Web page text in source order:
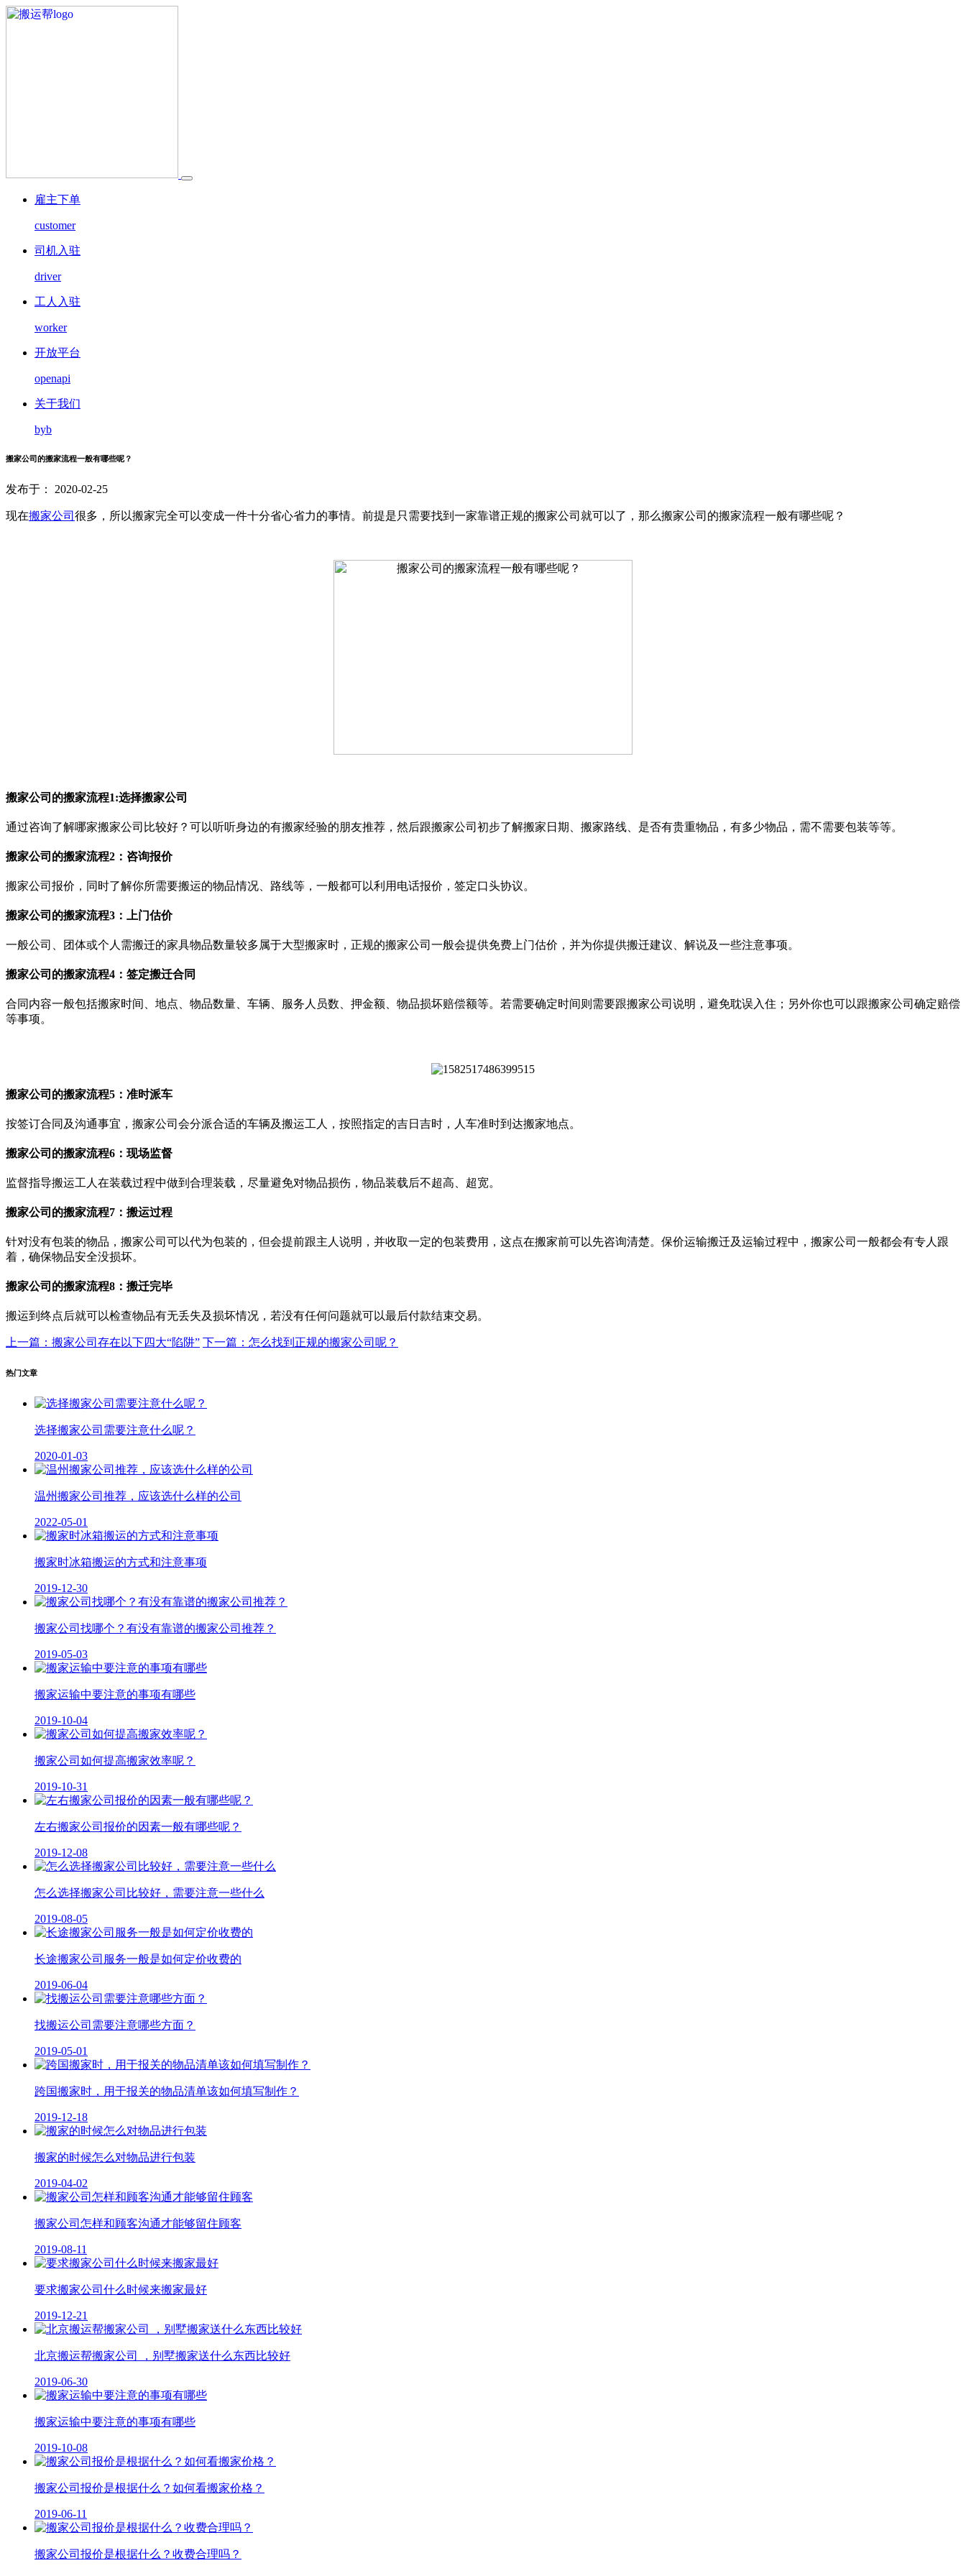
雇主下单
customer
司机入驻
driver
工人入驻
worker
开放平台
openapi
关于我们
byb
搬家公司的搬家流程一般有哪些呢？
发布于： 2020-02-25
现在搬家公司 很多，所以搬家完全可以变成一件十分省心省力的事情。前提是只需要找到一家靠谱正规的搬家公司就可以了，那么搬家公司的搬家流程一般有哪些呢？
搬家公司的搬家流程1:选择搬家公司
通过咨询了解哪家搬家公司比较好？可以听听身边的有搬家经验的朋友推荐，然后跟搬家公司初步了解搬家日期、搬家路线、是否有贵重物品，有多少物品，需不需要包装等等。
搬家公司的搬家流程2：咨询报价
搬家公司报价，同时了解你所需要搬运的物品情况、路线等，一般都可以利用电话报价，签定口头协议。
搬家公司的搬家流程3：上门估价
一般公司、团体或个人需搬迁的家具物品数量较多属于大型搬家时，正规的搬家公司一般会提供免费上门估价，并为你提供搬迁建议、解说及一些注意事项。
搬家公司的搬家流程4：签定搬迁合同
合同内容一般包括搬家时间、地点、物品数量、车辆、服务人员数、押金额、物品损坏赔偿额等。若需要确定时间则需要跟搬家公司说明，避免耽误入住；另外你也可以跟搬家公司确定赔偿
等事项。
搬家公司的搬家流程5：准时派车
按签订合同及沟通事宜，搬家公司会分派合适的车辆及搬运工人，按照指定的吉日吉时，人车准时到达搬家地点。
搬家公司的搬家流程6：现场监督
监督指导搬运工人在装载过程中做到合理装载，尽量避免对物品损伤，物品装载后不超高、超宽。
搬家公司的搬家流程7：搬运过程
针对没有包装的物品，搬家公司可以代为包装的，但会提前跟主人说明，并收取一定的包装费用，这点在搬家前可以先咨询清楚。保价运输搬迁及运输过程中，搬家公司一般都会有专人跟
着，确保物品安全没损坏。
搬家公司的搬家流程8：搬迁完毕
搬运到终点后就可以检查物品有无丢失及损坏情况，若没有任何问题就可以最后付款结束交易。
上一篇：搬家公司存在以下四大“陷阱” 下一篇：怎么找到正规的搬家公司呢？
热门文章
选择搬家公司需要注意什么呢？
2020-01-03
温州搬家公司推荐，应该选什么样的公司
2022-05-01
搬家时冰箱搬运的方式和注意事项
2019-12-30
搬家公司找哪个？有没有靠谱的搬家公司推荐？
2019-05-03
搬家运输中要注意的事项有哪些
2019-10-04
搬家公司如何提高搬家效率呢？
2019-10-31
左右搬家公司报价的因素一般有哪些呢？
2019-12-08
怎么选择搬家公司比较好，需要注意一些什么
2019-08-05
长途搬家公司服务一般是如何定价收费的
2019-06-04
找搬运公司需要注意哪些方面？
2019-05-01
跨国搬家时，用于报关的物品清单该如何填写制作？
2019-12-18
搬家的时候怎么对物品进行包装
2019-04-02
搬家公司怎样和顾客沟通才能够留住顾客
2019-08-11
要求搬家公司什么时候来搬家最好
2019-12-21
北京搬运帮搬家公司 ，别墅搬家送什么东西比较好
2019-06-30
搬家运输中要注意的事项有哪些
2019-10-08
搬家公司报价是根据什么？如何看搬家价格？
2019-06-11
​搬家公司报价是根据什么？收费合理吗？